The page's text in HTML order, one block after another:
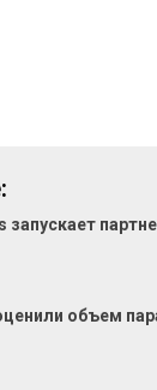
запускает
объем